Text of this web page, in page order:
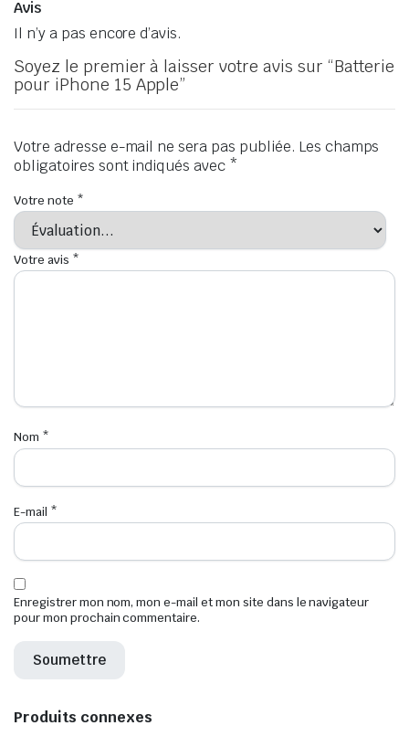
Avis
Il n’y a pas encore d’avis.
Soyez le premier à laisser votre avis sur “Batterie
pour iPhone 15 Apple”
Votre adresse e-mail ne sera pas publiée. Les champs
obligatoires sont indiqués avec *
Votre note *
Votre avis *
Nom *
E-mail *
Enregistrer mon nom, mon e-mail et mon site dans le navigateur
pour mon prochain commentaire.
Produits connexes